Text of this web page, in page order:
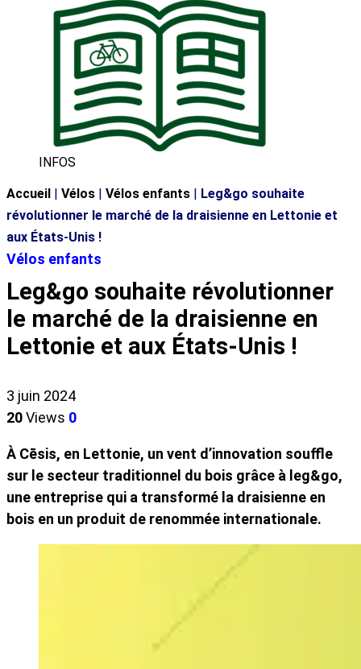
INFOS
Accueil | Vélos | Vélos enfants | Leg&go souhaite
révolutionner le marché de la draisienne en Lettonie et
aux États-Unis !
Vélos enfants
Leg&go souhaite révolutionner
le marché de la draisienne en
Lettonie et aux États-Unis !
3 juin 2024
20Views 0
À Cēsis, en Lettonie, un vent d’innovation souffle
sur le secteur traditionnel du bois grâce à leg&go,
une entreprise qui a transformé la draisienne en
bois en un produit de renommée internationale.